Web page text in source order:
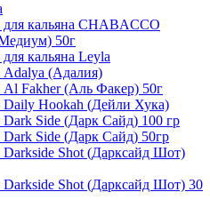
для кальяна CHABACCO
50г
для кальяна Leyla
Adalya (Адалия)
Al Fakher (Аль Факер) 50г
Daily Hookah (Дейли Хука)
Dark Side (Дарк Сайд) 100 гр
Dark Side (Дарк Сайд) 50гр
Darkside Shot (Дарксайд Шот)
Darkside Shot (Дарксайд Шот) 30